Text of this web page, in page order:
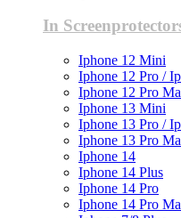
In
Iphone 12 Mini
Iphone 12 Pro /
Iphone 12 Pro
Iphone 13 Mini
Iphone 13 Pro /
Iphone 13 Pro
Iphone 14
Iphone 14 Plus
Iphone 14 Pro
Iphone 14 Pro